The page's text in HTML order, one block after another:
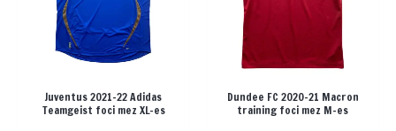
Juventus 2021-22 Adidas
Teamgeist foci mez XL-es
Dundee FC 2020-21 Macron
training foci mez M-es